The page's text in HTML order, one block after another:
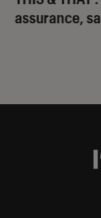
assurance,